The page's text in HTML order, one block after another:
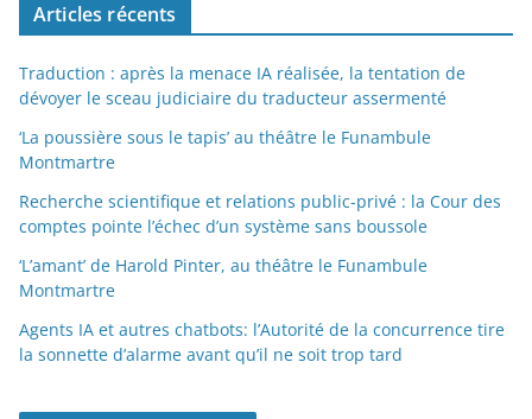
Articles récents
Traduction : après la menace IA réalisée, la tentation de
dévoyer le sceau judiciaire du traducteur assermenté
‘La poussière sous le tapis’ au théâtre le Funambule
Montmartre
Recherche scientifique et relations public-privé : la Cour des
comptes pointe l’échec d’un système sans boussole
‘L’amant’ de Harold Pinter, au théâtre le Funambule
Montmartre
Agents IA et autres chatbots: l’Autorité de la concurrence tire
la sonnette d’alarme avant qu’il ne soit trop tard